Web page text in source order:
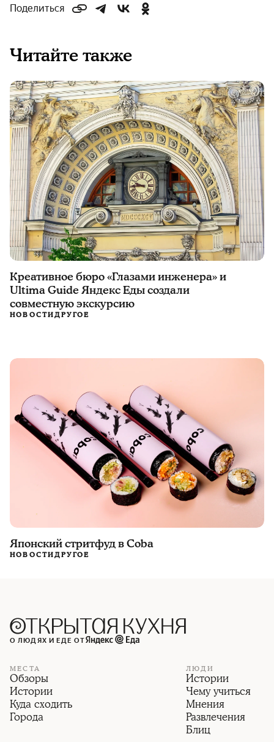
Поделиться
Читайте также
Креативное бюро «Глазами инженера» и
Ultima Guide Яндекс Еды создали
совместную экскурсию
НОВОСТИДРУГОЕ
Японский стритфуд в Coba
НОВОСТИДРУГОЕ
О ЛЮДЯХ И ЕДЕ ОТ
МЕСТА
Обзоры
Истории
Куда сходить
Города
ЛЮДИ
Истории
Чему учиться
Мнения
Развлечения
Блиц